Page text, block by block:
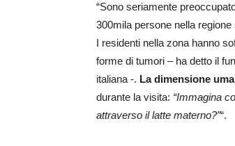
“Sono seriamente
300mila persone nella
I residenti nella zona hanno
forme di tumori – ha detto il
italiana -. La dimensione
durante la visita: “Immagina
attraverso il latte materno?”“.